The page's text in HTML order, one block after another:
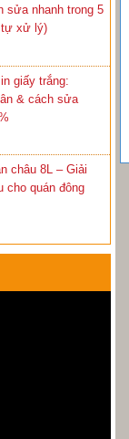
sửa nhanh trong 5
tự xử lý)
giấy trắng:
& cách sửa
châu 8L – Giải
cho quán đông